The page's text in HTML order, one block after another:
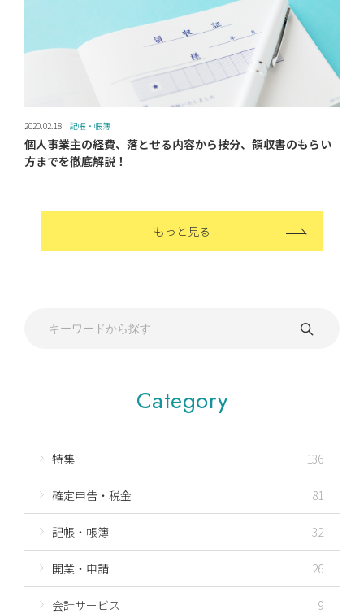
2020.02.18 記帳・帳簿
個人事業主の経費、落とせる内容から按分、領収書のもらい
方までを徹底解説！
もっと見る
Category
特集 136
確定申告・税金 81
記帳・帳簿 32
開業・申請 26
会計サービス 9